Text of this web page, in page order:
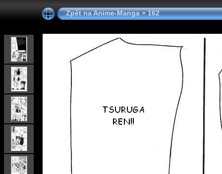
Zpět na Anime-Manga»162